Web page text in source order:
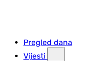
Pregled dana
Vijesti